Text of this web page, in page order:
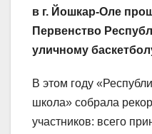
в г. Йошкар-Оле
Первенство
уличному
В этом году
школа» собрала
участников: всего